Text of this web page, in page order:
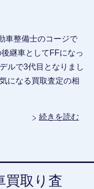
車整備士のコージで
継車としてFFになっ
ルで3代目となりまし
になる買取査定の相
続きを読む
買取り査